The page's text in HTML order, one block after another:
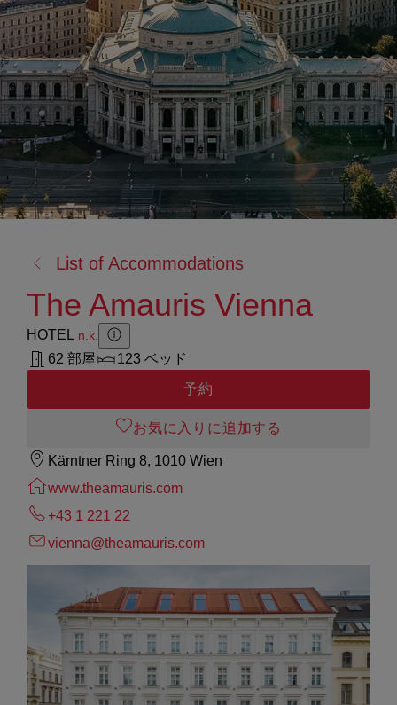
る:
List of Accommodations
The Amauris Vienna
HOTEL n.k.
Zusatzinformation anzeigen
Zusatzinformation ausblenden
62 部屋
123 ベッド
予約
お気に入りに追加する
Kärntner Ring 8, 1010 Wien
www.theamauris.com
+43 1 221 22
vienna@theamauris.com